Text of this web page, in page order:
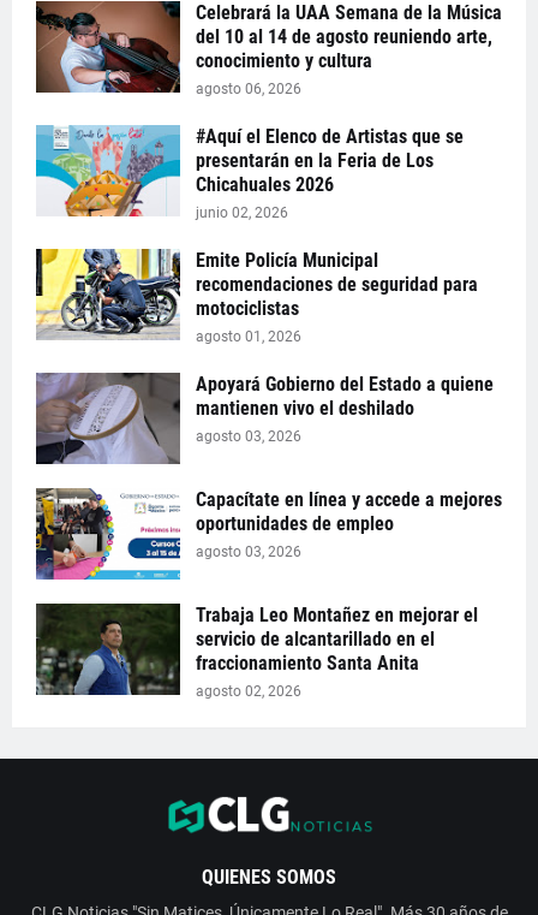
Celebrará la UAA Semana de la Música
del 10 al 14 de agosto reuniendo arte,
conocimiento y cultura
agosto 06, 2026
#Aquí el Elenco de Artistas que se
presentarán en la Feria de Los
Chicahuales 2026
junio 02, 2026
Emite Policía Municipal
recomendaciones de seguridad para
motociclistas
agosto 01, 2026
Apoyará Gobierno del Estado a quiene
mantienen vivo el deshilado
agosto 03, 2026
Capacítate en línea y accede a mejores
oportunidades de empleo
agosto 03, 2026
Trabaja Leo Montañez en mejorar el
servicio de alcantarillado en el
fraccionamiento Santa Anita
agosto 02, 2026
QUIENES SOMOS